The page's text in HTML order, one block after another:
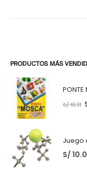
PRODUCTOS MÁS
PONTE
S/61.11
S/